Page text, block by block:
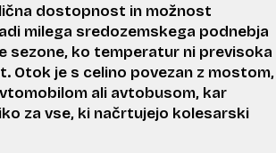
dostopnost in možnost
milega sredozemskega podnebja
sezone, ko temperatur ni previsoka
Otok je s celino povezan z mostom,
ali avtobusom, kar
za vse, ki načrtujejo kolesarski